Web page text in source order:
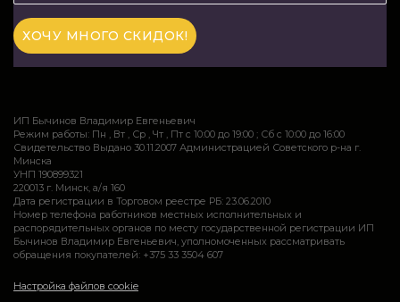
ИП Бычинов Владимир Евгеньевич
Режим работы: Пн , Вт , Ср , Чт , Пт c 10:00 до 19:00 ; Сб c 10:00 до 16:00
Свидетельство Выдано 30.11.2007 Администрацией Советского р-на г.
Минска
УНП 190899321
220013 г. Минск, а/я 160
Дата регистрации в Торговом реестре РБ: 23.06.2010
Номер телефона работников местных исполнительных и
распорядительных органов по месту государственной регистрации ИП
Бычинов Владимир Евгеньевич, уполномоченных рассматривать
обращения покупателей: +375 33 3504 607
Настройка файлов cookie